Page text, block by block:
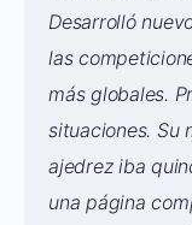
Desarrolló
las
más globales.
situaciones. Su
ajedrez iba
una página